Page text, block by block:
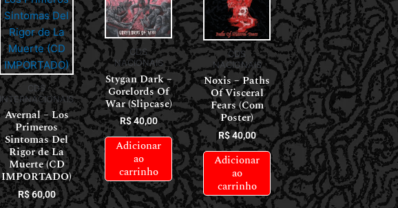
CDS
INTERNACIONAIS
Avernal – Los
Primeros
Sintomas Del
Rigor de La
Muerte (CD
IMPORTADO)
R$60,00
CDS
NACIONAIS
Stygan Dark –
Gorelords Of
War (Slipcase)
R$40,00
Adicionar
ao
carrinho
CDS
NACIONAIS
Noxis – Paths
Of Visceral
Fears (Com
Poster)
R$40,00
Adicionar
ao
carrinho